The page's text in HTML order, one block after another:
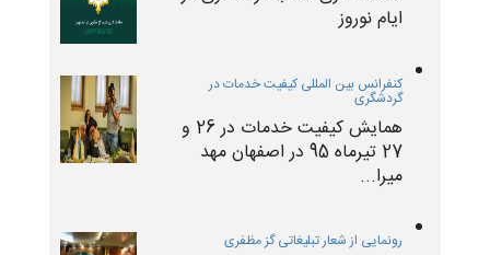
ایام نوروز
کنفرانس بین المللی کیفیت خدمات در
گردشگری
همایش کیفیت خدمات در 26 و
27 تیرماه 95 در اصفهان مهد
میرا...
رونمایی از شعار تبلیغاتی گز مظفری